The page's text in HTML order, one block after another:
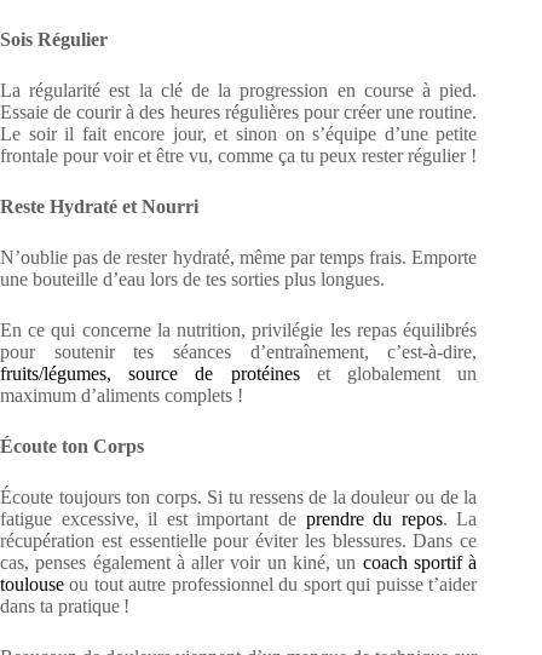
Sois Régulier
La régularité est la clé de la progression en course à pied.
Essaie de courir à des heures régulières pour créer une routine.
Le soir il fait encore jour, et sinon on s’équipe d’une petite
frontale pour voir et être vu, comme ça tu peux rester régulier !
Reste Hydraté et Nourri
N’oublie pas de rester hydraté, même par temps frais. Emporte
une bouteille d’eau lors de tes sorties plus longues.
En ce qui concerne la nutrition, privilégie les repas équilibrés
pour soutenir tes séances d’entraînement, c’est-à-dire,
fruits/légumes, source de protéineset globalement un
maximum d’aliments complets !
Écoute ton Corps
Écoute toujours ton corps. Si tu ressens de la douleur ou de la
fatigue excessive, il est important de prendre du repos. La
récupération est essentielle pour éviter les blessures. Dans ce
cas, penses également à aller voir un kiné, un coach sportif à
toulouse ou tout autre professionnel du sport qui puisse t’aider
dans ta pratique !